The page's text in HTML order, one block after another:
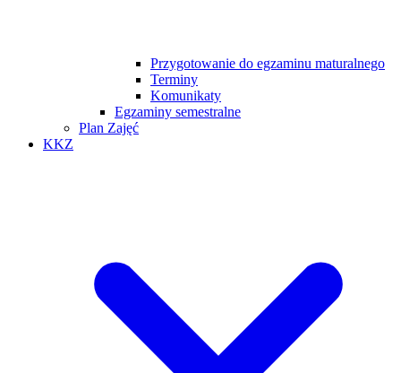
Przygotowanie do egzaminu maturalnego
Terminy
Komunikaty
Egzaminy semestralne
Plan Zajęć
KKZ